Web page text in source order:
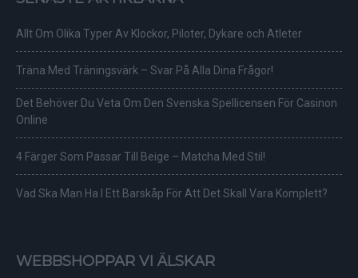
Allt Om Olika Typer Av Klockor, Piloter, Dykare och Atleter
Träna Med Träningsvärk – Svar På Alla Dina Frågor!
Det Behöver Du Veta Om Den Svenska Spellicensen För Casinon
Online
4 Färger Som Passar Till Beige – Matcha Med Stil!
Vad Ska Man Ha I Ett Barskåp För Att Det Skall Vara Komplett?
WEBBSHOPPAR VI ÄLSKAR